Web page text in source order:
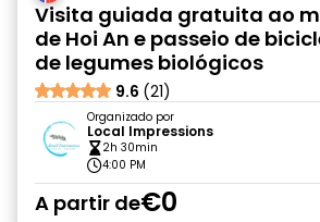
Visita guiada gratuita ao
de Hoi An e passeio de
de legumes biológicos
9.6 (21)
Organizado por
Local Impressions
2h 30min
4:00 PM
A partir de€0